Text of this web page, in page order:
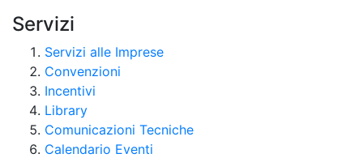
Servizi
Servizi alle Imprese
Convenzioni
Incentivi
Library
Comunicazioni Tecniche
Calendario Eventi